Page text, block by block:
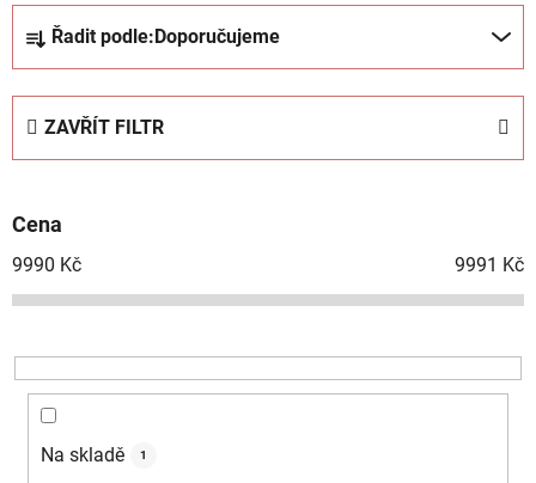
r
o
d
k
Řadit podle: Doporučujeme
ZAVŘÍT FILTR
Cena
9990 Kč 9991 Kč
Na skladě 1